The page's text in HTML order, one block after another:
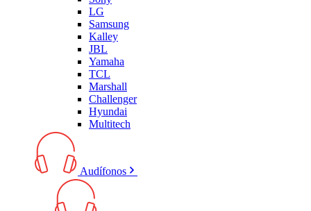
LG
Samsung
Kalley
JBL
Yamaha
TCL
Marshall
Challenger
Hyundai
Multitech
Audífonos